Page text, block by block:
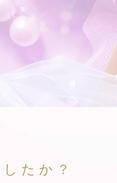
たか？